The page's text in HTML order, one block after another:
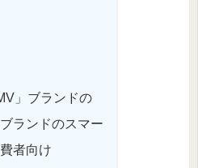
」ブランドの
ランドのスマー
者向け